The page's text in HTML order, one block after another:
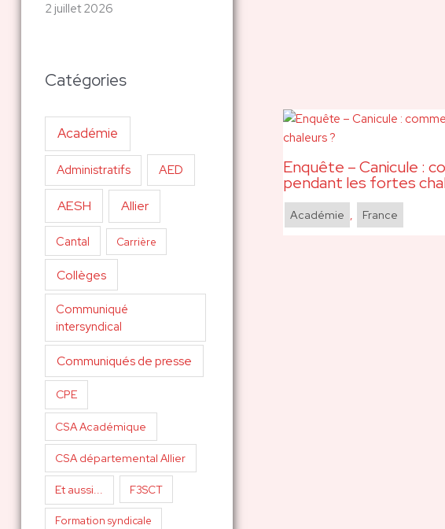
2 juillet 2026
Catégories
Académie
Administratifs AED
AESH Allier
Cantal Carrière
Collèges
Communiqué
intersyndical
Communiqués de presse
CPE
CSA Académique
CSA départemental Allier
Et aussi... F3SCT
Formation syndicale
Enquête – Canicule :
pendant les fortes
Académie , France